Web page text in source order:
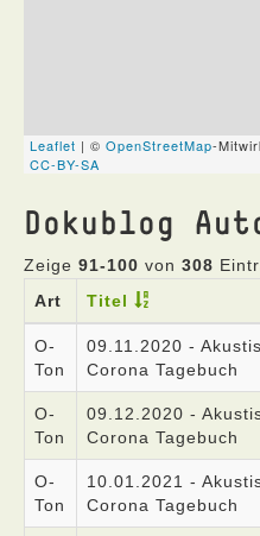
Dokublog
Zeige 91-100 von 308
Art
Titel
O-
Ton
09.11.2020 -
Corona Tagebuch
O-
Ton
09.12.2020 -
Corona Tagebuch
O-
Ton
10.01.2021 -
Corona Tagebuch